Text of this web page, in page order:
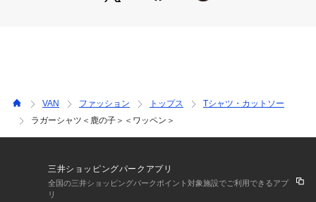
VAN ファッション トップス
Tシャツ・カットソー
ラガーシャツ＜鹿の子＞＜ワッペン＞
三井ショッピングパークアプリ
全国の三井ショッピングパークポイント対象施設でご利用できるアプ
リ